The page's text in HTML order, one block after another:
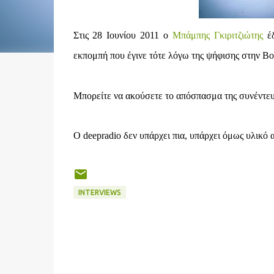
Στις 28 Ιουνίου 2011 οΜπάμπης Γκιριτζιώτης
εκπομπή που έγινε τότε λόγω της ψήφισης στην
Μπορείτε να ακούσετε το απόσπασμα της
Ο deepradio δεν υπάρχει πια, υπάρχει όμως υλικό
INTERVIEWS